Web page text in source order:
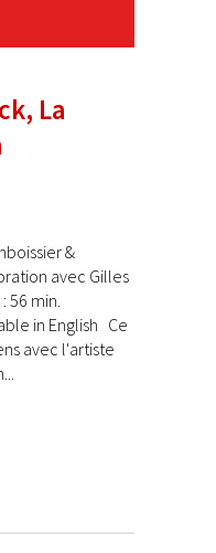
La
&
avec Gilles
56 min.
in English Ce
avec l'artiste